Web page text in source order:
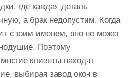
где каждая деталь
а брак недопустим. Когда
своим именем, оно не может
Поэтому
клиенты находят
выбирая завод окон в